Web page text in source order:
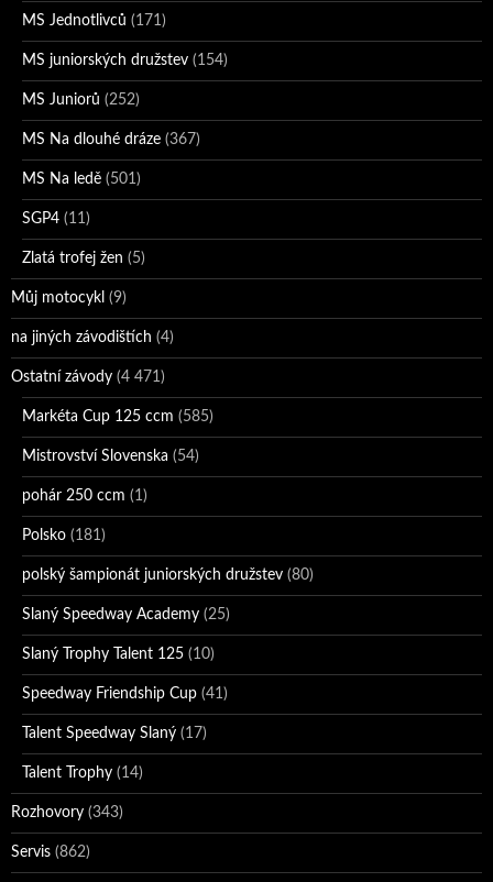
MS Jednotlivců (171)
MS juniorských družstev (154)
MS Juniorů (252)
MS Na dlouhé dráze (367)
MS Na ledě (501)
SGP4 (11)
Zlatá trofej žen (5)
Můj motocykl (9)
na jiných závodištích (4)
Ostatní závody (4 471)
Markéta Cup 125 ccm (585)
Mistrovství Slovenska (54)
pohár 250 ccm (1)
Polsko (181)
polský šampionát juniorských družstev (80)
Slaný Speedway Academy (25)
Slaný Trophy Talent 125 (10)
Speedway Friendship Cup (41)
Talent Speedway Slaný (17)
Talent Trophy (14)
Rozhovory (343)
Servis (862)